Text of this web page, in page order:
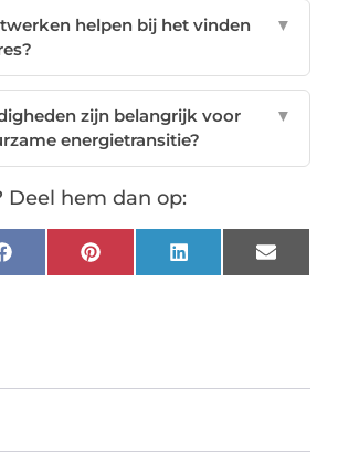
helpen bij het vinden
▼
zijn belangrijk voor
energietransitie?
▼
Deel hem dan op:
FacebookPinterest LinkedIn Email